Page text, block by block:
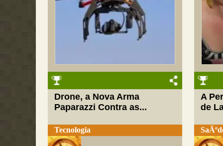
Drone, a Nova Arma
Paparazzi Contra as...
Tecnologia
A
de